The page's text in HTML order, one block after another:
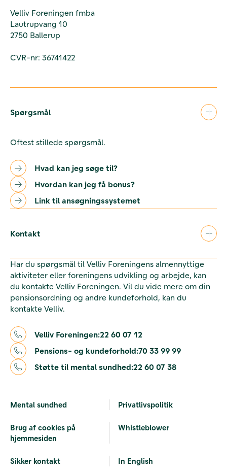
Velliv Foreningen fmba
Lautrupvang 10
2750 Ballerup
CVR-nr: 36741422
Spørgsmål
Oftest stillede spørgsmål.
Hvad kan jeg søge til?
Hvordan kan jeg få bonus?
Link til ansøgningssystemet
Kontakt
Har du spørgsmål til Velliv Foreningens almennyttige
aktiviteter eller foreningens udvikling og arbejde, kan
du kontakte Velliv Foreningen. Vil du vide mere om din
pensionsordning og andre kundeforhold, kan du
kontakte Velliv.
Velliv Foreningen:22 60 07 12
Pensions- og kundeforhold:70 33 99 99
Støtte til mental sundhed:22 60 07 38
Mental sundhed Privatlivspolitik
Brug af cookies på
hjemmesiden
Whistleblower
Sikker kontakt In English